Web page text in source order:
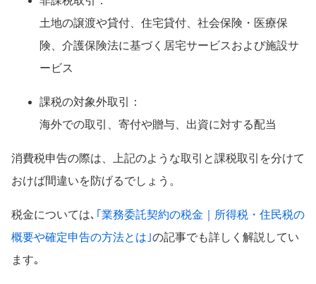
土地の譲渡や貸付、住宅貸付、社会保険・医療保
険、介護保険法に基づく居宅サービスおよび施設サ
ービス
課税の対象外取引：
海外での取引、寄付や贈与、出資に対する配当
消費税申告の際は、上記のような取引と課税取引を分けて
おけば間違いを防げるでしょう。
税金については､ ｢業務委託契約の税金｜所得税・住民税の
概要や確定申告の方法とは｣の記事でも詳しく解説してい
ます｡